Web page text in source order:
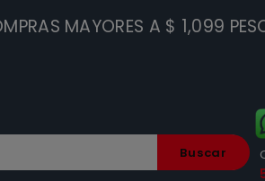
MAYORES A $ 1,099
Buscar